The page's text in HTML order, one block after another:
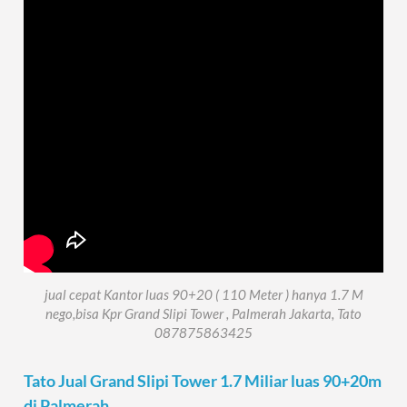
jual cepat Kantor luas 90+20 ( 110 Meter ) hanya 1.7 M
nego,bisa Kpr Grand Slipi Tower , Palmerah Jakarta, Tato
087875863425
Tato Jual Grand Slipi Tower 1.7 Miliar luas 90+20m